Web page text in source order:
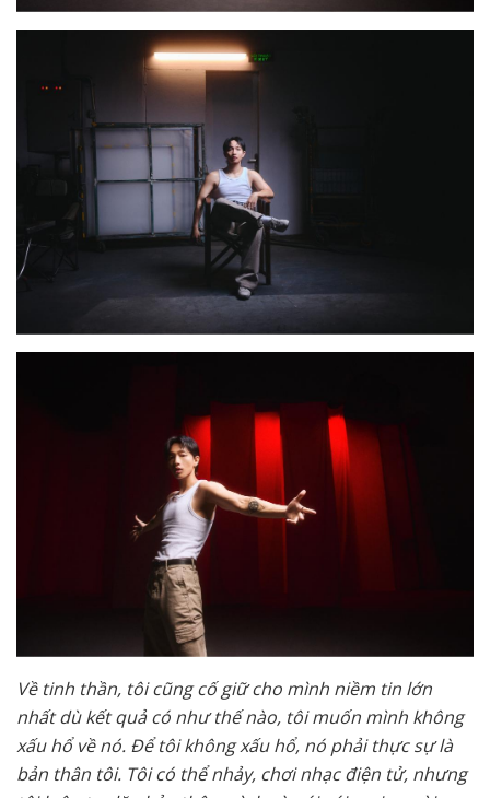
Về tinh thần, tôi cũng cố giữ cho mình niềm tin lớn
nhất dù kết quả có như thế nào, tôi muốn mình không
xấu hổ về nó. Để tôi không xấu hổ, nó phải thực sự là
bản thân tôi. Tôi có thể nhảy, chơi nhạc điện tử, nhưng